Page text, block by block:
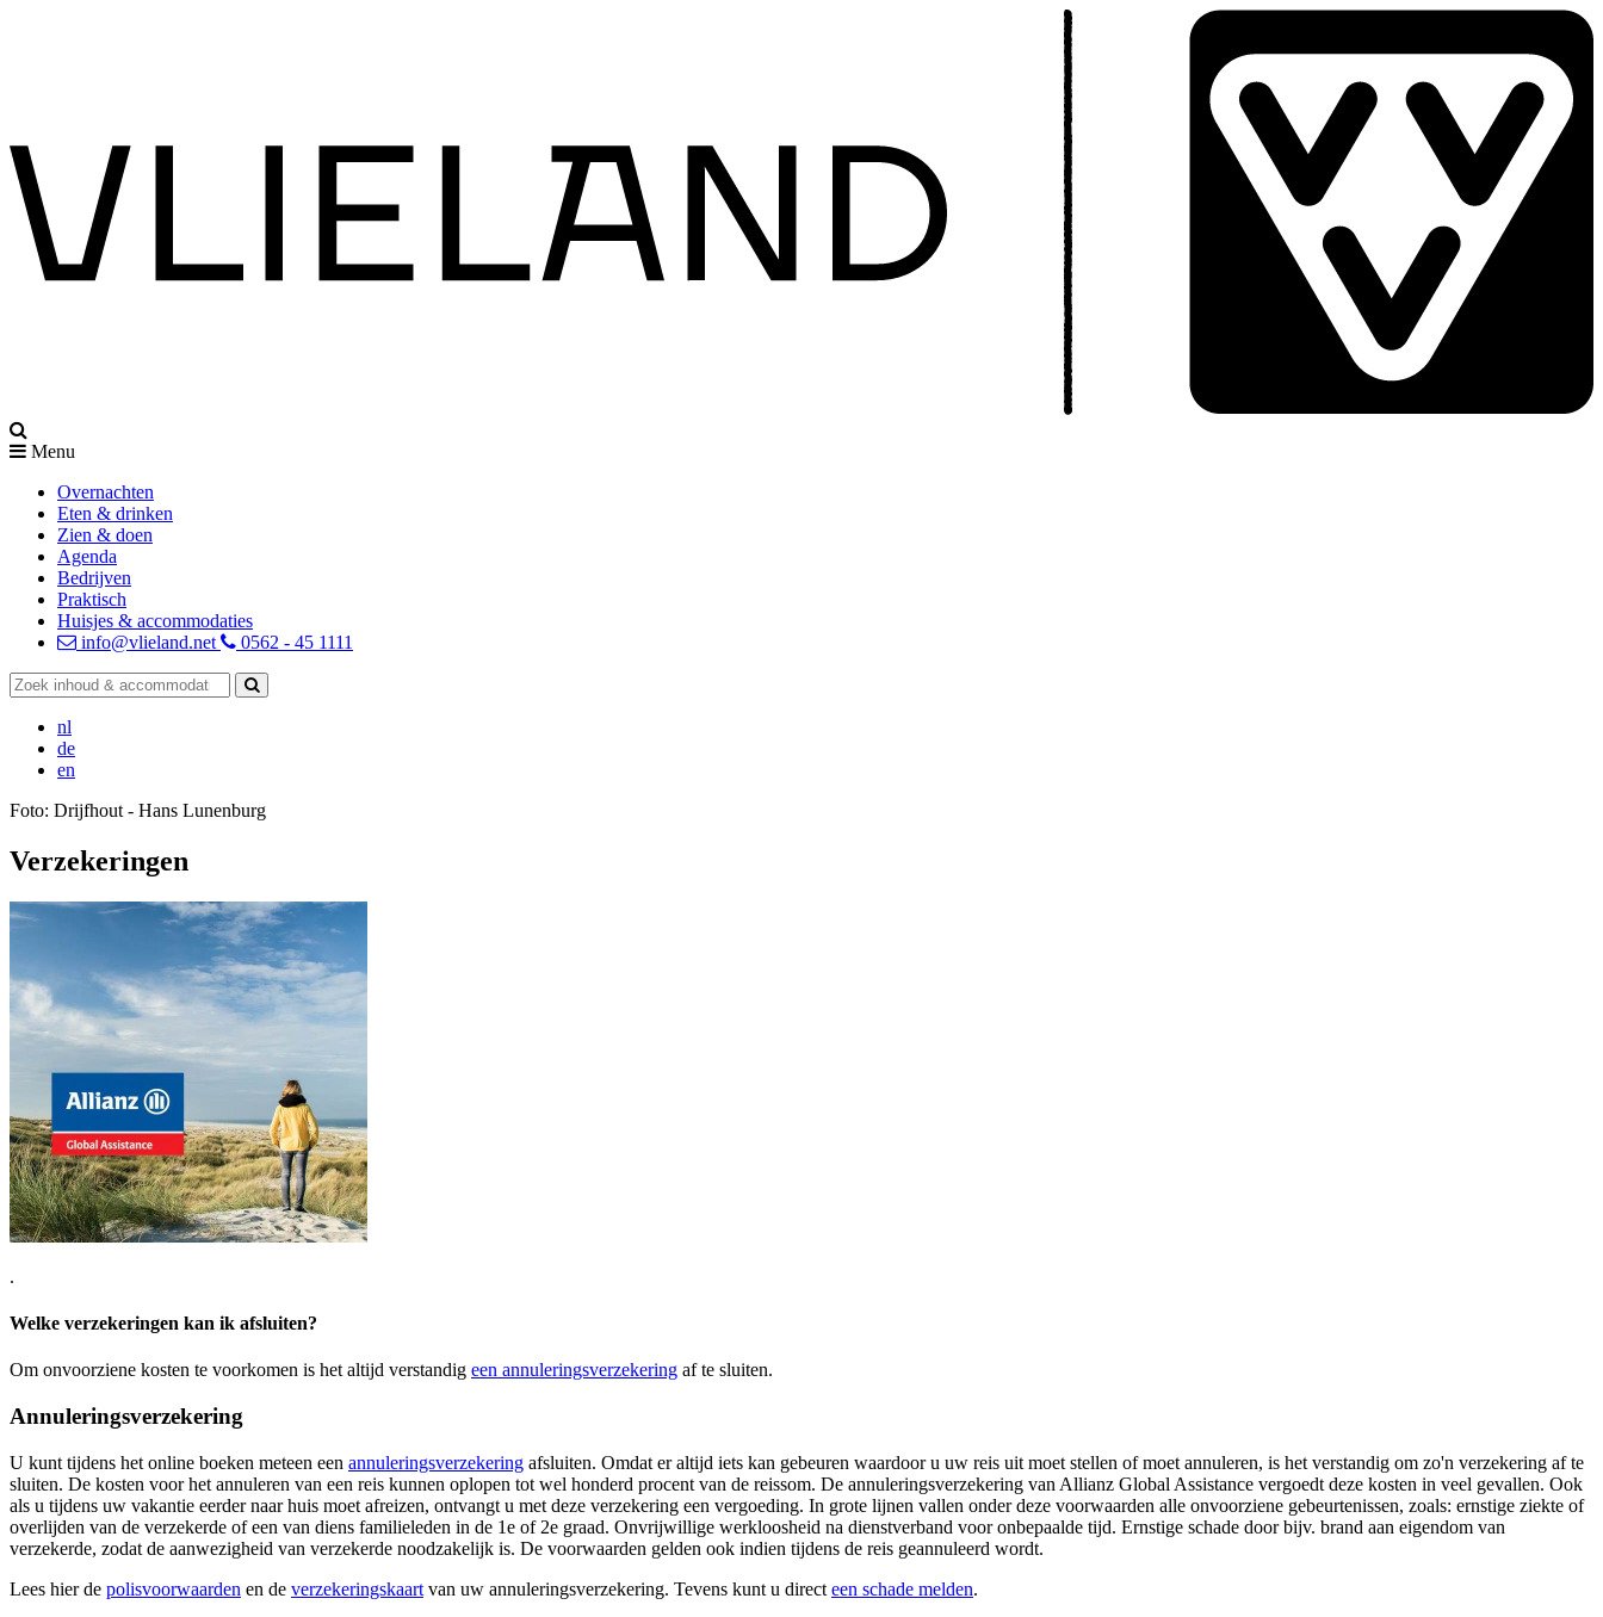
Menu
Overnachten
Eten & drinken
Zien & doen
Agenda
Bedrijven
Praktisch
Huisjes & accommodaties
info@vlieland.net
0562 - 45 1111
nl
de
en
Foto: Drijfhout - Hans Lunenburg
Verzekeringen
.
Welke verzekeringen kan ik afsluiten?
Om onvoorziene kosten te voorkomen is het altijd verstandig een annuleringsverzekering af te sluiten.
Annuleringsverzekering
U kunt tijdens het online boeken meteen een annuleringsverzekering afsluiten. Omdat er altijd iets kan gebeuren waardoor u uw reis uit moet stellen of moet annuleren, is het verstandig om zo'n verzekering af te
sluiten. De kosten voor het annuleren van een reis kunnen oplopen tot wel honderd procent van de reissom. De annuleringsverzekering van Allianz Global Assistance vergoedt deze kosten in veel gevallen. Ook
als u tijdens uw vakantie eerder naar huis moet afreizen, ontvangt u met deze verzekering een vergoeding. In grote lijnen vallen onder deze voorwaarden alle onvoorziene gebeurtenissen, zoals: ernstige ziekte of
overlijden van de verzekerde of een van diens familieleden in de 1e of 2e graad. Onvrijwillige werkloosheid na dienstverband voor onbepaalde tijd. Ernstige schade door bijv. brand aan eigendom van
verzekerde, zodat de aanwezigheid van verzekerde noodzakelijk is. De voorwaarden gelden ook indien tijdens de reis geannuleerd wordt.
Lees hier de polisvoorwaarden en de verzekeringskaart van uw annuleringsverzekering. Tevens kunt u direct een schade melden.